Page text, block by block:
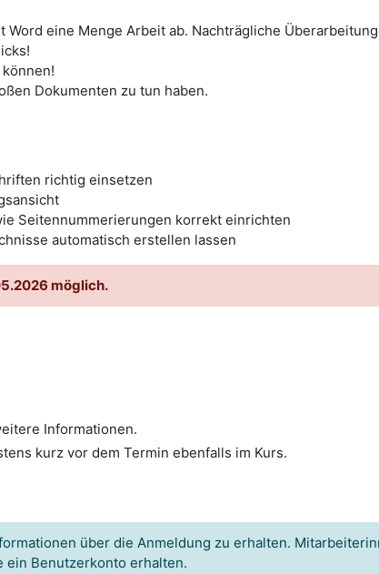
eine Menge Arbeit ab. Nachträgliche
Dokumenten zu tun haben.
richtig einsetzen
Seitennummerierungen korrekt einrichten
automatisch erstellen lassen
möglich.
Informationen.
kurz vor dem Termin ebenfalls im Kurs.
über die Anmeldung zu erhalten.
ein Benutzerkonto erhalten.